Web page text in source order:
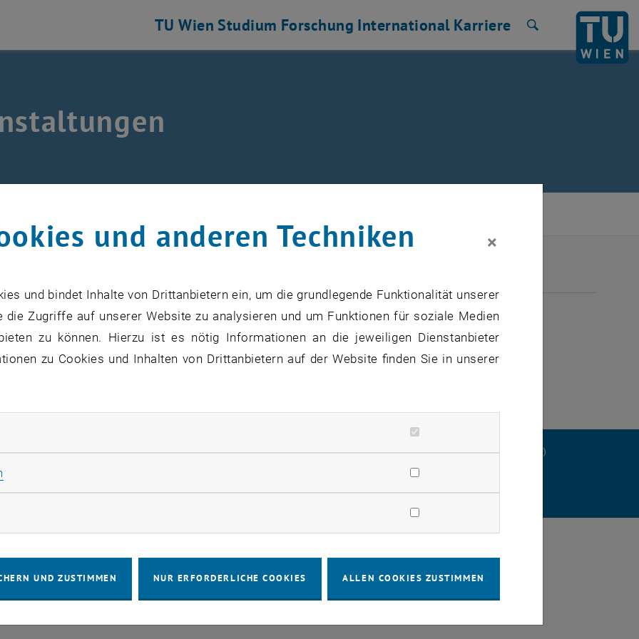
und Luftfahrtgetriebe auflisten
TU Wien Studium Forschung International Karriere
VERANSTALTUNGEN VOM 15. JULI 2026
Veranstaltungen in der aktuellen Ansicht.
IMPRESSUM BARRIEREFREIHEITSERKLÄRUNG DATENSCHUTZERKLÄRUNG (PDF)
COOKIEEINSTELLUNGEN
und anderen Techniken ×
und bindet Inhalte von Drittanbietern ein, um die grundlegende Funktionalität unserer
Zugriffe auf unserer Website zu analysieren und um Funktionen für soziale Medien
zu können. Hierzu ist es nötig Informationen an die jeweiligen Dienstanbieter
zu Cookies und Inhalten von Drittanbietern auf der Website finden Sie in unserer
Cookies zulassen
UND ZUSTIMMEN NUR ERFORDERLICHE COOKIES ALLEN COOKIES ZUSTIMMEN